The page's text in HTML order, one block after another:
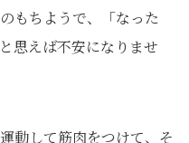
もちようで、「なった
思えば不安になりませ
動して筋肉をつけて、そ